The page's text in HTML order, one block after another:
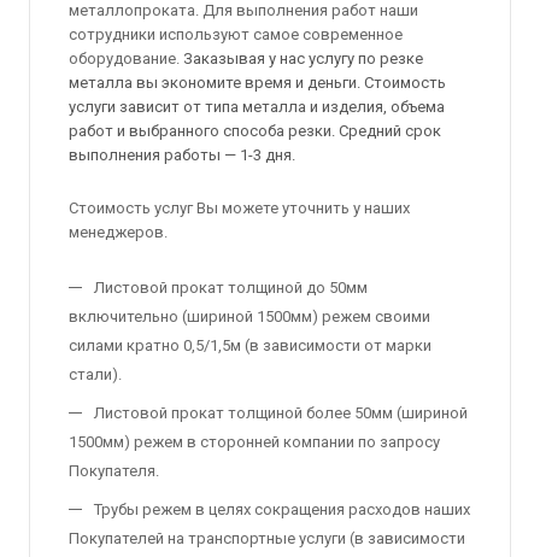
металлопроката. Для выполнения работ наши
сотрудники используют самое современное
оборудование. Заказывая у нас услугу по резке
металла вы экономите время и деньги. Стоимость
услуги зависит от типа металла и изделия, объема
работ и выбранного способа резки. Средний срок
выполнения работы — 1-3 дня.
Стоимость услуг Вы можете уточнить у наших
менеджеров.
Листовой прокат толщиной до 50мм
включительно (шириной 1500мм) режем своими
силами кратно 0,5/1,5м (в зависимости от марки
стали).
Листовой прокат толщиной более 50мм (шириной
1500мм) режем в сторонней компании по запросу
Покупателя.
Трубы режем в целях сокращения расходов наших
Покупателей на транспортные услуги (в зависимости